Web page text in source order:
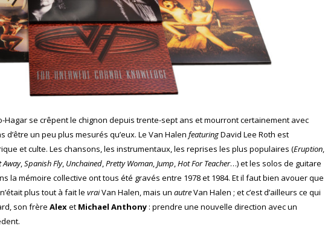
Hagar se crêpent le chignon depuis trente-sept ans et mourront certainement avec
un peu plus mesurés qu’eux. Le Van Halen featuringDavid Lee Roth est
et culte. Les chansons, les instrumentaux, les reprises les plus populaires (Eruption,
Away,Spanish Fly, Unchained,Pretty Woman,Jump,Hot For Teacher…) et les solos de guitare
la mémoire collective ont tous été gravés entre 1978 et 1984. Et il faut bien avouer que
plus tout à fait le vraiVan Halen, mais un autreVan Halen ; et c’est d’ailleurs ce qui
son frère Alexet Michael Anthony : prendre une nouvelle direction avec un